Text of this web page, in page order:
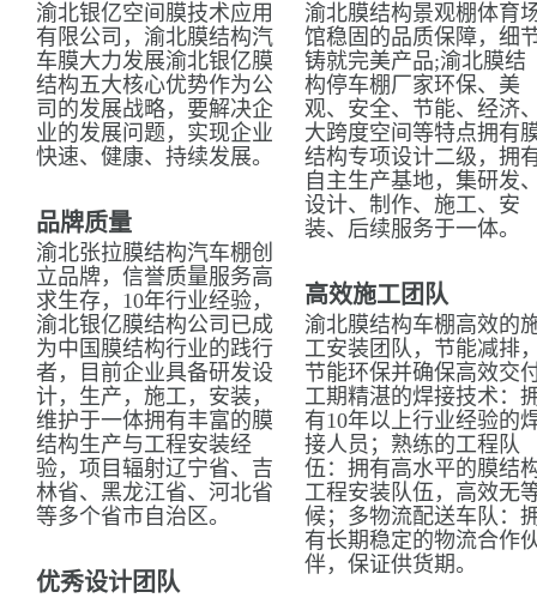
渝北银亿空间膜技术应用
有限公司，渝北膜结构汽
车膜大力发展渝北银亿膜
结构五大核心优势作为公
司的发展战略，要解决企
业的发展问题，实现企业
快速、健康、持续发展。
品牌质量
渝北张拉膜结构汽车棚创
立品牌，信誉质量服务高
求生存，10年行业经验，
渝北银亿膜结构公司已成
为中国膜结构行业的践行
者，目前企业具备研发设
计，生产，施工，安装，
维护于一体拥有丰富的膜
结构生产与工程安装经
验，项目辐射辽宁省、吉
林省、黑龙江省、河北省
等多个省市自治区。
优秀设计团队
渝北膜结构景观棚体育
馆稳固的品质保障，细
铸就完美产品;渝北膜结
构停车棚厂家环保、美
观、安全、节能、经济
大跨度空间等特点拥有
结构专项设计二级，拥
自主生产基地，集研发
设计、制作、施工、安
装、后续服务于一体。
高效施工团队
渝北膜结构车棚高效的
工安装团队，节能减排
节能环保并确保高效交
工期精湛的焊接技术：
有10年以上行业经验的
接人员；熟练的工程队
伍：拥有高水平的膜结
工程安装队伍，高效无
候；多物流配送车队：
有长期稳定的物流合作
伴，保证供货期。